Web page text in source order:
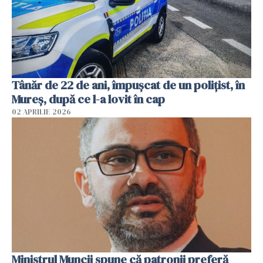
Tânăr de 22 de ani, împușcat de un polițist, în
Mureș, după ce l-a lovit în cap
02 APRILIE 2026
Ministrul Muncii spune că patronii preferă